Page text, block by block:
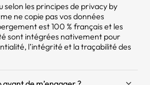
selon les principes de privacy by
ne copie pas vos données
est 100 % français et les
sont intégrées nativement pour
l’intégrité et la traçabilité des